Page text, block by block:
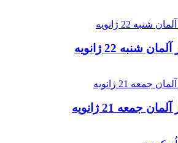
شنبه 22 ژانويه
جمعه 21 ژانويه